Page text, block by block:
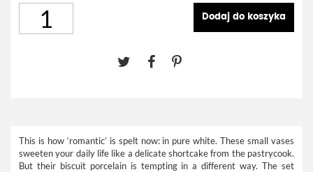
Dodaj do koszyka
This is how ‘romantic’ is spelt now: in pure white. These small vases
sweeten your daily life like a delicate shortcake from the pastrycook.
But their biscuit porcelain is tempting in a different way. The set